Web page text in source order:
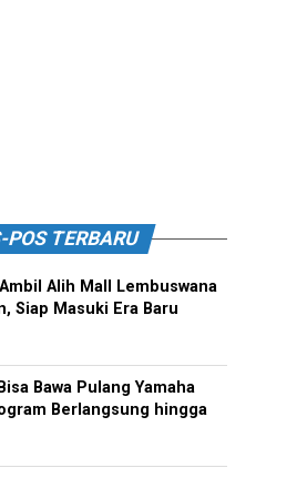
POS TERBARU
Alih Mall Lembuswana
Siap Masuki Era Baru
Bawa Pulang Yamaha
Berlangsung hingga